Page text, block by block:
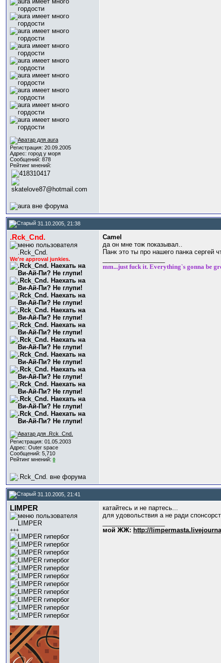
Регистрация: 20.09.2005
Адрес: город у моря
Сообщений: 878
Рейтинг мнений:
31.10.2005, 21:38
.Rck_Cnd.
We're approval junkies.
Регистрация: 01.05.2003
Адрес: Outer space
Сообщений: 5,710
Рейтинг мнений: 0
Camel
да он мне тож показывал..
Панк это ты про нашего панка сергей
mm...just fuck it. Everything`s gonna be
31.10.2005, 21:41
LIMPER
+++
катайтесь и не партесь...
для удовольствия а не ради
мой ЖЖ: http://